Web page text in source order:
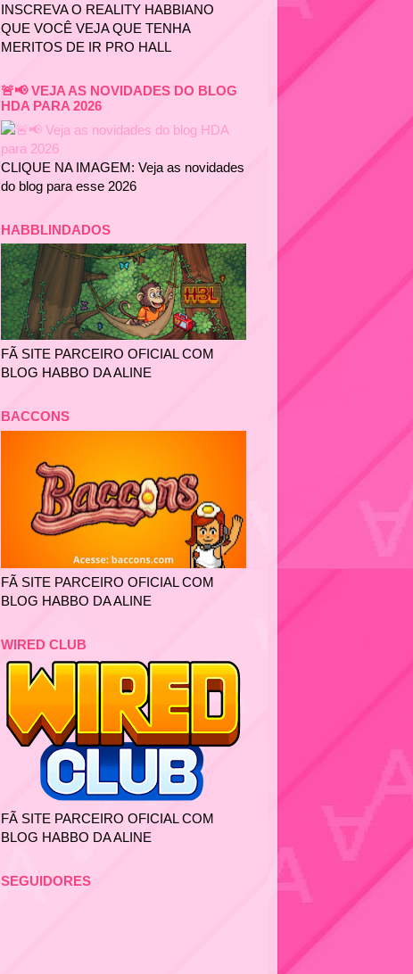
INSCREVA O REALITY HABBIANO
QUE VOCÊ VEJA QUE TENHA
MERITOS DE IR PRO HALL
🚨📢 VEJA AS NOVIDADES DO BLOG
HDA PARA 2026
CLIQUE NA IMAGEM: Veja as novidades
do blog para esse 2026
HABBLINDADOS
FÃ SITE PARCEIRO OFICIAL COM
BLOG HABBO DA ALINE
BACCONS
FÃ SITE PARCEIRO OFICIAL COM
BLOG HABBO DA ALINE
WIRED CLUB
FÃ SITE PARCEIRO OFICIAL COM
BLOG HABBO DA ALINE
SEGUIDORES